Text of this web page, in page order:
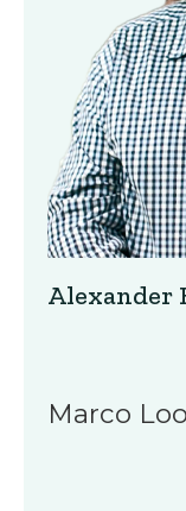
Alexander
Marco Loo